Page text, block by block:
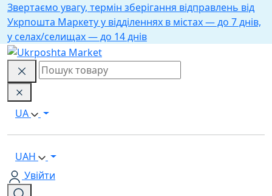
Звертаємо увагу, термін зберігання відправлень від
Укрпошта Маркету у відділеннях в містах — до 7 днів,
у селах/селищах — до 14 днів
UA
UAH
Увійти